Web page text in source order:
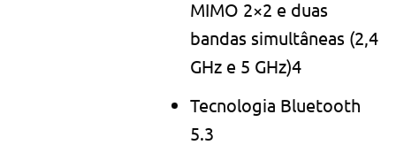
MIMO 2×2 e duas
bandas simultâneas (2,4
GHz e 5 GHz)4
Tecnologia Bluetooth
5.3